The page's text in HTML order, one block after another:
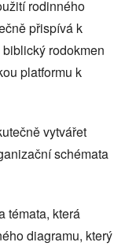
rodinného
přispívá k
rodokmen
platformu k
vytvářet
schémata
témata, která
diagramu, který